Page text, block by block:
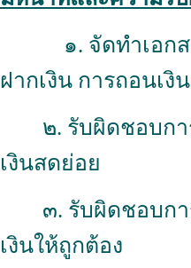
๑. จัดทำเอกสาร
ฝากเงิน การถอนเ
๒. รับผิดชอบก
เงินสดย่อย
๓. รับผิดชอบก
เงินให้ถูกต้อง